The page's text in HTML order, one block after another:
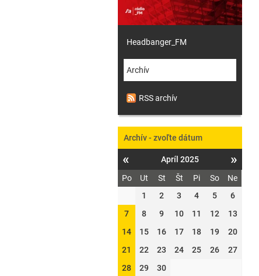
Headbanger_FM
Archív
RSS archív
Archív - zvoľte dátum
« Apríl 2025 »
Po Ut St Št Pi So
Ne
1
2 3 4 5
6
7
8 9 10 11 12
13
14
15 16 17 18 19
20
21
22 23 24 25 26
27
28
29 30